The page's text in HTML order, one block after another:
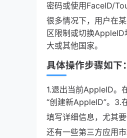
密码或使用FaceID/
很多情况下，用户在
区限制或切换
大或其他国家。
具体操作步骤如下：
1.退出当前AppleID。
“创建新AppleID”。3.
填写详细信息，尤其
还有一些第三方应用